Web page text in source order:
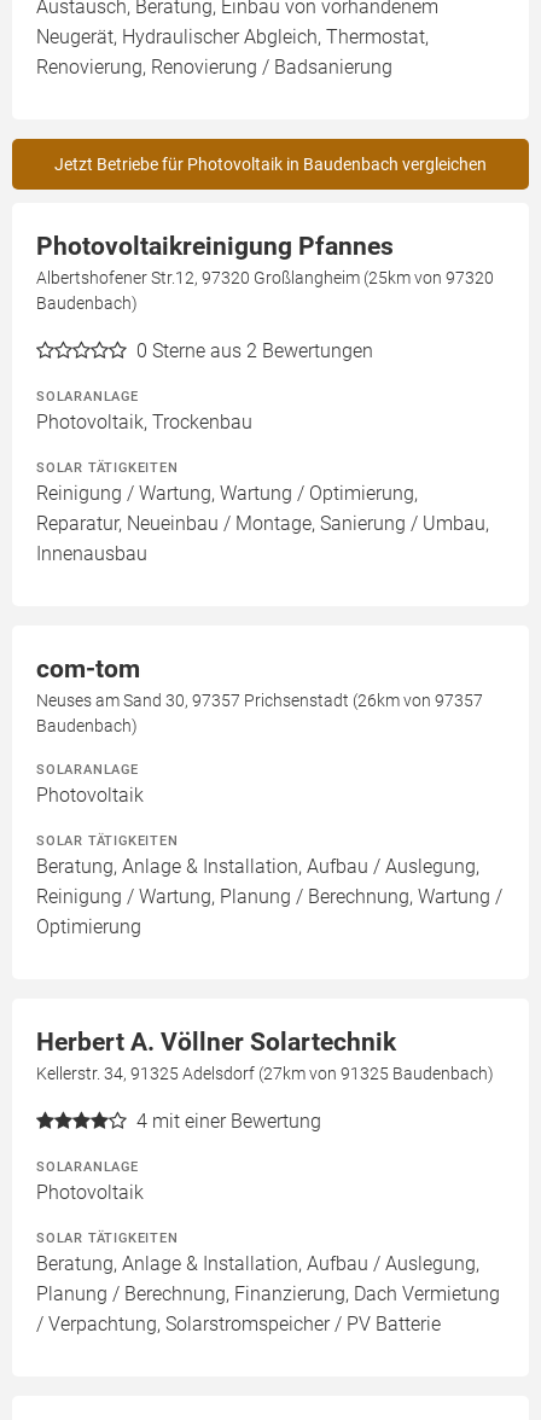
Austausch, Beratung, Einbau von vorhandenem
Neugerät, Hydraulischer Abgleich, Thermostat,
Renovierung, Renovierung / Badsanierung
Jetzt Betriebe für Photovoltaik in Baudenbach vergleichen
Photovoltaikreinigung Pfannes
Albertshofener Str.12, 97320 Großlangheim (25km von 97320
Baudenbach)
0 Sterne aus 2 Bewertungen
SOLARANLAGE
Photovoltaik, Trockenbau
SOLAR TÄTIGKEITEN
Reinigung / Wartung, Wartung / Optimierung,
Reparatur, Neueinbau / Montage, Sanierung / Umbau,
Innenausbau
com-tom
Neuses am Sand 30, 97357 Prichsenstadt (26km von 97357
Baudenbach)
SOLARANLAGE
Photovoltaik
SOLAR TÄTIGKEITEN
Beratung, Anlage & Installation, Aufbau / Auslegung,
Reinigung / Wartung, Planung / Berechnung, Wartung /
Optimierung
Herbert A. Völlner Solartechnik
Kellerstr. 34, 91325 Adelsdorf (27km von 91325 Baudenbach)
4 mit einer Bewertung
SOLARANLAGE
Photovoltaik
SOLAR TÄTIGKEITEN
Beratung, Anlage & Installation, Aufbau / Auslegung,
Planung / Berechnung, Finanzierung, Dach Vermietung
/ Verpachtung, Solarstromspeicher / PV Batterie